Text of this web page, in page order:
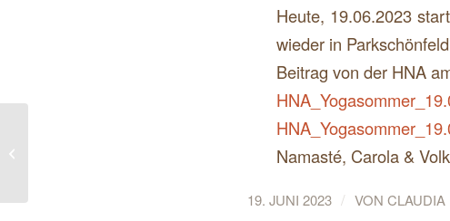
Heute, 19.06.2023
wieder in
Beitrag von der HNA
Namasté, Carola &
19. JUNI 2023 / VON CLAUDIA